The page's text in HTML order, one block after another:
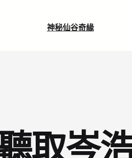
神秘仙谷奇緣
取岑